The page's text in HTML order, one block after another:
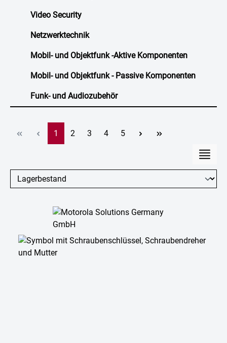
Video Security
Netzwerktechnik
Mobil- und Objektfunk -Aktive Komponenten
Mobil- und Objektfunk - Passive Komponenten
Funk- und Audiozubehör
Seite
1 Seite
2 Seite
3 Seite
4 Seite
5